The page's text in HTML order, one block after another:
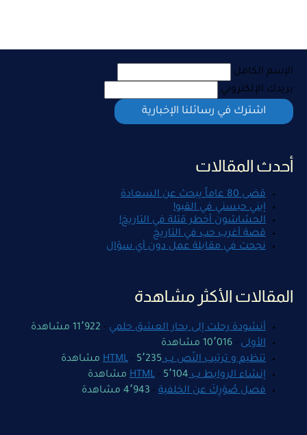
الإسم الكامل
بريدك الإلكتروني
أحدث المقالات
قضى 80 عاماً يبحث عن السعادة
إبني حبسني في القبو!
الحشاشون أخطر قتلة في التاريخ!
قصة أغرب حب في التاريخ
نجحت في مقابلة عمل دون أي سؤال
المقالات الأكثر مشاهدة
أنشودة رحلت إلى بحار العشق حلمي - 11٬922 مشاهدة
الأولى - 10٬016 مشاهدة
تنظيم و ترتيب النّص ب HTML
- 5٬235 مشاهدة
إنشاء الروابط ب HTML
- 5٬104 مشاهدة
فصل صُوَرِكَ عن الخلفية - 4٬943 مشاهدة